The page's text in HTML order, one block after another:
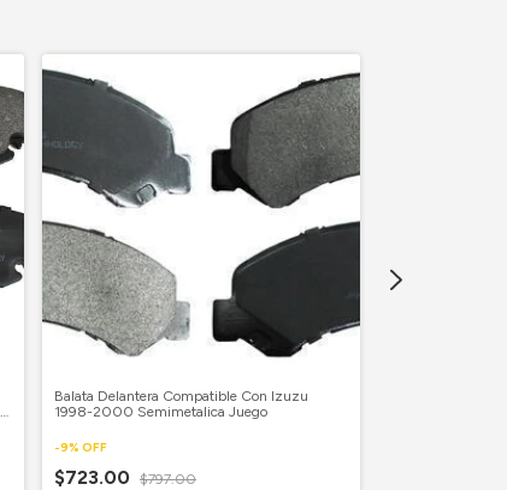
Balata Delantera Compatible Con Izuzu
1998-2000 Semimetalica Juego
-9% OFF
$723.00 $797.00